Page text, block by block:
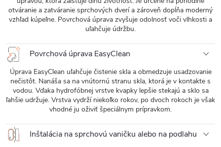
otváranie a zatváranie sprchových dverí a zároveň dopĺňa moderný
vzhľad kúpeľne. Povrchová úprava zvyšuje odolnosť voči vlhkosti a
uľahčuje údržbu.
Povrchová úprava EasyClean
Úprava EasyClean uľahčuje čistenie skla a obmedzuje usadzovanie
nečistôt. Nanáša sa na vnútornú stranu skla, ktorá je v kontakte s
vodou. Vďaka hydrofóbnej vrstve kvapky lepšie stekajú a sklo sa
ľahšie udržuje. Vrstva vydrží niekoľko rokov, po dvoch rokoch je však
vhodné ju oživiť špeciálnym prípravkom.
Inštalácia na sprchovú vaničku alebo na podlahu